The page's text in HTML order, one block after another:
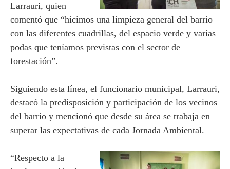
Larrauri, quien
comentó que “hicimos una limpieza general del barrio
con las diferentes cuadrillas, del espacio verde y varias
podas que teníamos previstas con el sector de
forestación”.
Siguiendo esta línea, el funcionario municipal, Larrauri,
destacó la predisposición y participación de los vecinos
del barrio y mencionó que desde su área se trabaja en
superar las expectativas de cada Jornada Ambiental.
“Respecto a la